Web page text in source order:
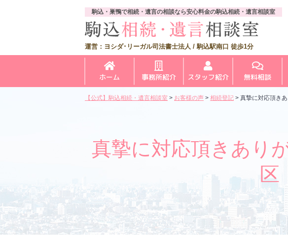
駒込・巣鴨で相続・遺言の相談なら安心料金の駒込相続・遺言相談室
運営：ヨシダ･リーガル司法書士法人 / 駒込駅南口 徒歩1分
ホーム 事務所紹介 スタッフ紹介 無料相談
【公式】駒込相続・遺言相談室 > お客様の声 > 相続登記 > 真摯に対応頂き
真摯に対応頂きあり